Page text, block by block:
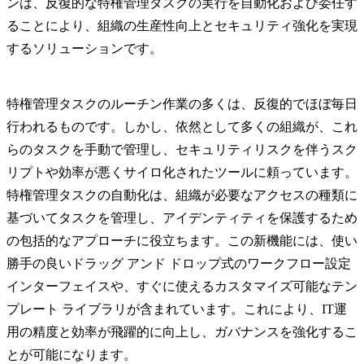
ンは、反復的な特権管理タスクの実行を自動化および委任す
ることにより、組織の生産性向上とセキュリティ強化を実現
するソリューションです。
特権管理タスクのルーチン作業の多くは、反復的でほぼ毎日
行われるものです。しかし、依然として多くの組織が、これ
らのタスクを手動で管理し、セキュリティリスクを伴うスク
リプトや効率が悪くサイロ化されたツールに頼っています。
特権管理タスクの自動化は、組織が必要なアクセスの種類に
基づいてタスクを管理し、アイデンティティを保護するため
の包括的なアプローチに役立ちます。この新機能には、使い
勝手の良いドラッグ アンド ドロップ式のワークフロー設定
インターフェイスや、すぐに使えるカスタマイズ可能なテン
プレート ライブラリが含まれています。これにより、IT運
用の精度と効率が飛躍的に向上し、ガバナンスを強化するこ
とが可能になります。